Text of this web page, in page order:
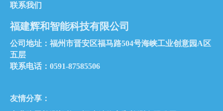
联系我们
福建辉和智能科技有限公司
公司地址：福州市晋安区福马路504号海峡工业创意园A区
五层
联系电话：0591-87585506
友情分享：